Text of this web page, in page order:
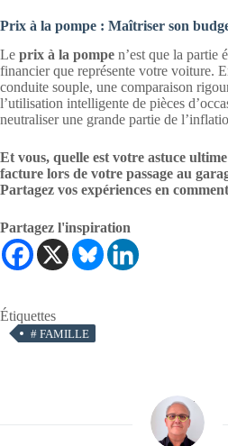
Prix à la pompe : Maîtriser son
Le prix à la pompe n’est que la partie
financier que représente votre voiture.
conduite souple, une comparaison
l’utilisation intelligente de pièces
neutraliser une grande partie de
Et vous, quelle est votre astuce
facture lors de votre passage au
Partagez vos expériences en
Partagez l'inspiration
Étiquettes
# FAMILLE